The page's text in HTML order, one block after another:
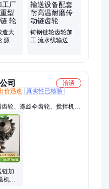
标链轮、大型齿轮链轮、小
冶金配套设备、涡轮
造大
源头
铸钢链轮齿轮加
工 流水线输送设
司
洽谈
价迅速
真实性已核验
轮、螺旋伞齿轮、搅拌机配
链加
机单